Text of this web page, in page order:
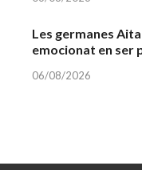
Les germanes
emocionat en ser
06/08/2026